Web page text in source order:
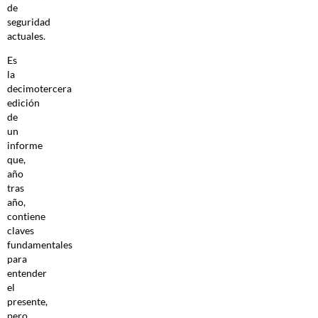
de
seguridad
actuales.
Es
la
decimotercera
edición
de
un
informe
que,
año
tras
año,
contiene
claves
fundamentales
para
entender
el
presente,